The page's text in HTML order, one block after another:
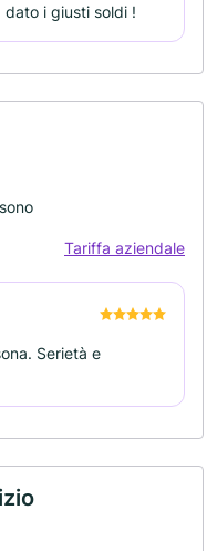
dato i giusti soldi !
Tariffa aziendale
Serietà e